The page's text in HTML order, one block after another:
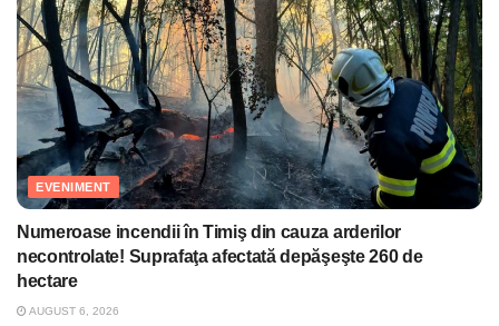
EVENIMENT
Numeroase incendii în Timiş din cauza arderilor
necontrolate! Suprafaţa afectată depăşeşte 260 de
hectare
AUGUST 6, 2026